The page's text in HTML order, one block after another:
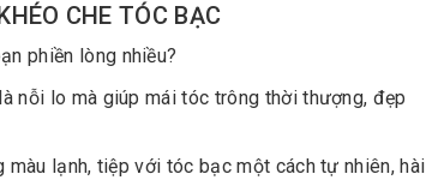
CHE TÓC BẠC
phiền lòng nhiều?
nỗi lo mà giúp mái tóc trông thời thượng, đẹp
lạnh, tiệp với tóc bạc một cách tự nhiên, hài